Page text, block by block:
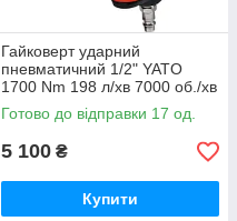
Гайковерт ударний
пневматичний 1/2" YATO
1700 Nm 198 л/хв 7000 об./хв
(YT-09544)
Готово до відправки 17 од.
5 100 ₴
Купити